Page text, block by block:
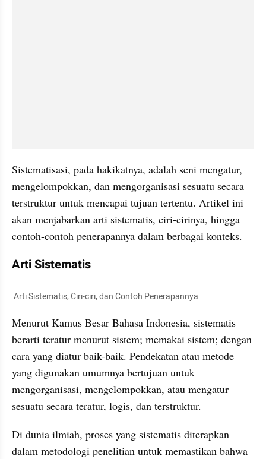
Sistematisasi, pada hakikatnya, adalah seni mengatur,
mengelompokkan, dan mengorganisasi sesuatu secara
terstruktur untuk mencapai tujuan tertentu. Artikel ini
akan menjabarkan arti sistematis, ciri-cirinya, hingga
contoh-contoh penerapannya dalam berbagai konteks.
Arti Sistematis
Arti Sistematis, Ciri-ciri, dan Contoh Penerapannya
Menurut Kamus Besar Bahasa Indonesia, sistematis
berarti teratur menurut sistem; memakai sistem; dengan
cara yang diatur baik-baik. Pendekatan atau metode
yang digunakan umumnya bertujuan untuk
mengorganisasi, mengelompokkan, atau mengatur
sesuatu secara teratur, logis, dan terstruktur.
Di dunia ilmiah, proses yang sistematis diterapkan
dalam metodologi penelitian untuk memastikan bahwa